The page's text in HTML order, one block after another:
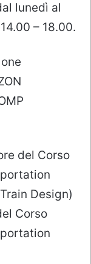
lunedì al
– 18.00.
del Corso
Design)
Corso